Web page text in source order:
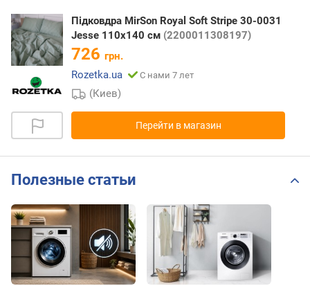
Підковдра MirSon Royal Soft Stripe 30-0031
Jesse 110х140 см (2200011308197)
726 грн.
Rozetka.ua
С нами 7 лет
(Киев)
Перейти в магазин
Полезные статьи